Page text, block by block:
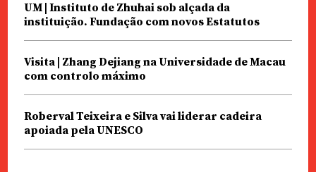
UM | Instituto de Zhuhai sob alçada da
instituição. Fundação com novos Estatutos
Visita | Zhang Dejiang na Universidade de Macau
com controlo máximo
Roberval Teixeira e Silva vai liderar cadeira
apoiada pela UNESCO